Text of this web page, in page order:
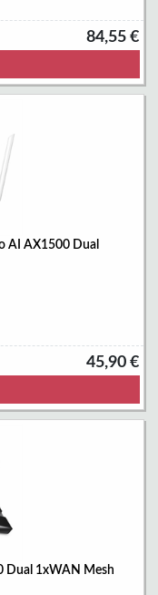
84,55 €
AI AX1500 Dual
45,90 €
Dual 1xWAN Mesh